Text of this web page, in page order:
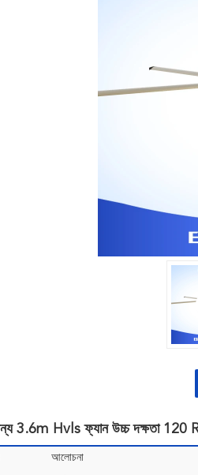
3.6m Hvls ফ্যান উচ্চ দক্ষতা
আলোচনা